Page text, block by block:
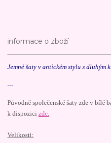
informace o zboží
Jemné šaty v antickém stylu s dluhým
---
Původně společenské šaty zde v bílé
k dispozici zde.
Velikosti: